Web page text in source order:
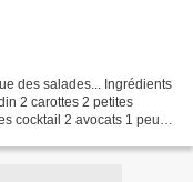
des salades... Ingrédients
2 carottes 2 petites
cocktail 2 avocats 1 peu